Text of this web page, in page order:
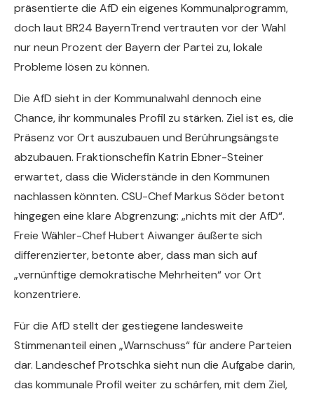
präsentierte die AfD ein eigenes Kommunalprogramm,
doch laut BR24 BayernTrend vertrauten vor der Wahl
nur neun Prozent der Bayern der Partei zu, lokale
Probleme lösen zu können.
Die AfD sieht in der Kommunalwahl dennoch eine
Chance, ihr kommunales Profil zu stärken. Ziel ist es, die
Präsenz vor Ort auszubauen und Berührungsängste
abzubauen. Fraktionschefin Katrin Ebner-Steiner
erwartet, dass die Widerstände in den Kommunen
nachlassen könnten. CSU-Chef Markus Söder betont
hingegen eine klare Abgrenzung: „nichts mit der AfD“.
Freie Wähler-Chef Hubert Aiwanger äußerte sich
differenzierter, betonte aber, dass man sich auf
„vernünftige demokratische Mehrheiten“ vor Ort
konzentriere.
Für die AfD stellt der gestiegene landesweite
Stimmenanteil einen „Warnschuss“ für andere Parteien
dar. Landeschef Protschka sieht nun die Aufgabe darin,
das kommunale Profil weiter zu schärfen, mit dem Ziel,